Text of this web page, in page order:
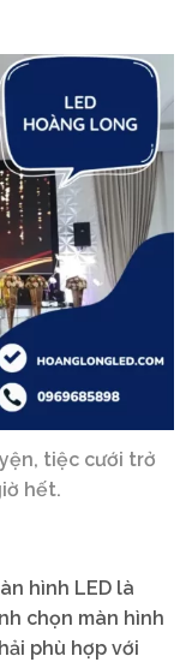
tiệc cưới trở
hết.
hình LED là
chọn màn hình
phù hợp với